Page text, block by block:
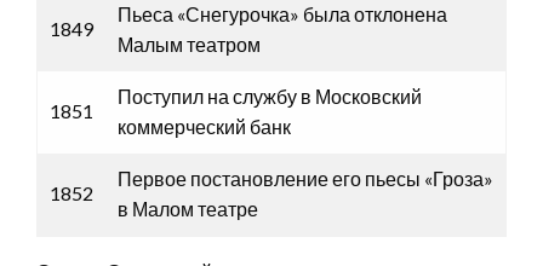
1849
Пьеса «Снегурочка» была отклонена
Малым театром
1851
Поступил на службу в Московский
коммерческий банк
1852
Первое постановление его пьесы «Гроза»
в Малом театре